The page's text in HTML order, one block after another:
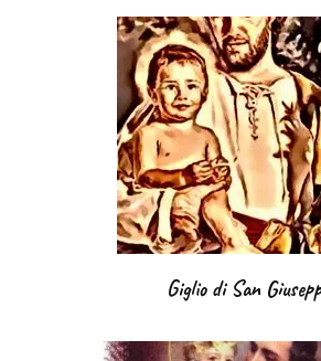
Giglio di San